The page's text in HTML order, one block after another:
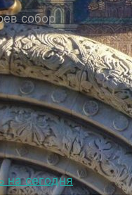
СОБОРА.
собор
на сегодня